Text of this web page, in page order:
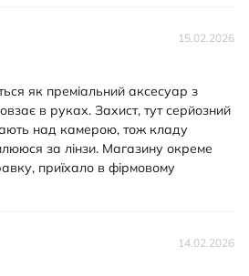
15.02.2026
як преміальний аксесуар з
в руках. Захист, тут серйозний
над камерою, тож кладу
за лінзи. Магазину окреме
приїхало в фірмовому
14.02.2026